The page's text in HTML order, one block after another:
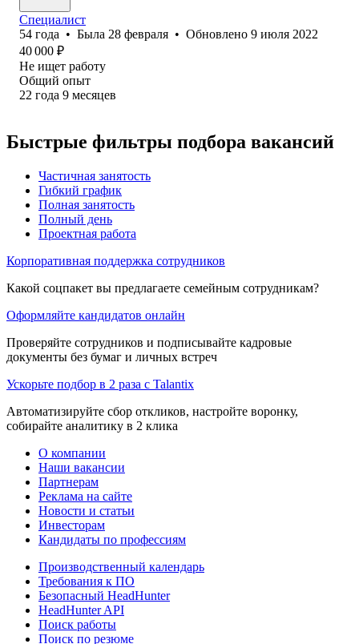
Специалист
54 года • Была 28 февраля • Обновлено 9 июля 2022
40 000 ₽
Не ищет работу
Общий опыт
22 года 9 месяцев
Быстрые фильтры подбора вакансий
Частичная занятость
Гибкий график
Полная занятость
Полный день
Проектная работа
Корпоративная поддержка сотрудников
Какой соцпакет вы предлагаете семейным сотрудникам?
Оформляйте кандидатов онлайн
Проверяйте сотрудников и подписывайте кадровые
документы без бумаг и личных встреч
Ускорьте подбор в 2 раза с Talantix
Автоматизируйте сбор откликов, настройте воронку,
собирайте аналитику в 2 клика
О компании
Наши вакансии
Партнерам
Реклама на сайте
Новости и статьи
Инвесторам
Кандидаты по профессиям
Производственный календарь
Требования к ПО
Безопасный HeadHunter
HeadHunter API
Поиск работы
Поиск по резюме